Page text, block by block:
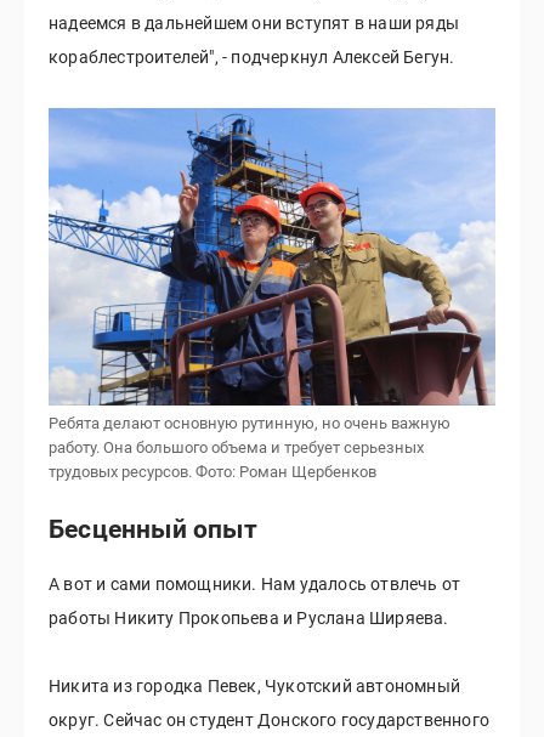
надеемся в дальнейшем они вступят в наши ряды
кораблестроителей", - подчеркнул Алексей Бегун.
Ребята делают основную рутинную, но очень важную
работу. Она большого объема и требует серьезных
трудовых ресурсов. Фото: Роман Щербенков
Бесценный опыт
А вот и сами помощники. Нам удалось отвлечь от
работы Никиту Прокопьева и Руслана Ширяева.
Никита из городка Певек, Чукотский автономный
округ. Сейчас он студент Донского государственного